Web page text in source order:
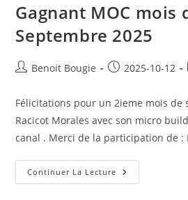
Gagnant MOC mois
Septembre 2025
PostBenoit Bougie
Post2025-10-12
Félicitations pour un 2ieme mois de
Racicot Morales avec son micro
canal . Merci de la participation de :
Continuer La Lecture Gagnant
MOC